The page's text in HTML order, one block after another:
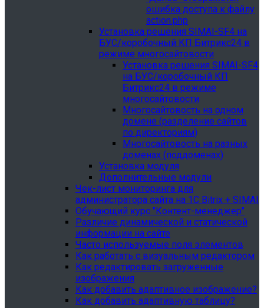
ошибка доступа к файлу
action.php
Установка решения SIMAI-SF4 на
БУС/коробочный КП Битрикс24 в
режиме многосайтовости
Установка решения SIMAI-SF4
на БУС/коробочный КП
Битрикс24 в режиме
многосайтовости
Многосайтовость на одном
домене (разделение сайтов
по директориям)
Многосайтовость на разных
доменах (поддоменах)
Установка модуля
Дополнительные модули
Чек-лист мониторинга для
администратора сайта на 1С Bitrix + SIMAI
Обучающий курс "Контент-менеджер"
Различие динамической и статической
информации на сайте
Часто используемые поля элементов
Как работать с визуальным редактором
Как редактировать загруженные
изображения
Как добавить адаптивное изображение?
Как добавить адаптивную таблицу?